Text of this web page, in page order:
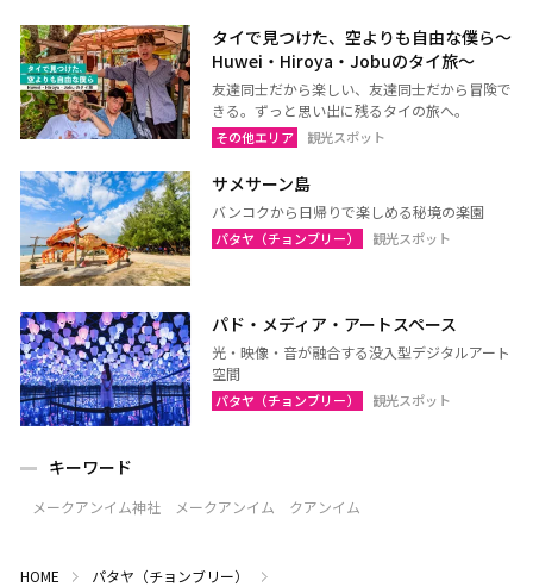
タイで見つけた、空よりも自由な僕ら～
Huwei・Hiroya・Jobuのタイ旅～
友達同士だから楽しい、友達同士だから冒険で
きる。ずっと思い出に残るタイの旅へ。
その他エリア 観光スポット
サメサーン島
バンコクから日帰りで楽しめる秘境の楽園
パタヤ（チョンブリー） 観光スポット
パド・メディア・アートスペース
光・映像・音が融合する没入型デジタルアート
空間
パタヤ（チョンブリー） 観光スポット
キーワード
メークアンイム神社 メークアンイム クアンイム
HOME
パタヤ（チョンブリー）